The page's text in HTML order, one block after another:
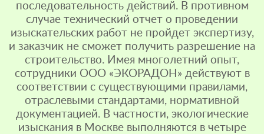
последовательность действий. В противном
случае технический отчет о проведении
изыскательских работ не пройдет экспертизу,
и заказчик не сможет получить разрешение на
строительство. Имея многолетний опыт,
сотрудники ООО «ЭКОРАДОН» действуют в
соответствии с существующими правилами,
отраслевыми стандартами, нормативной
документацией. В частности, экологические
изыскания в Москве выполняются в четыре